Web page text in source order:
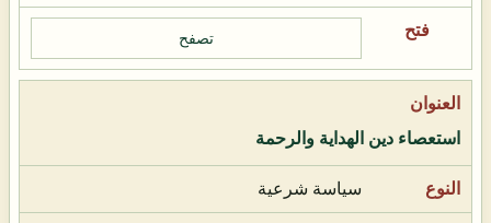
تصفح
استعصاء دين الهداية والرحمة
سياسة شرعية